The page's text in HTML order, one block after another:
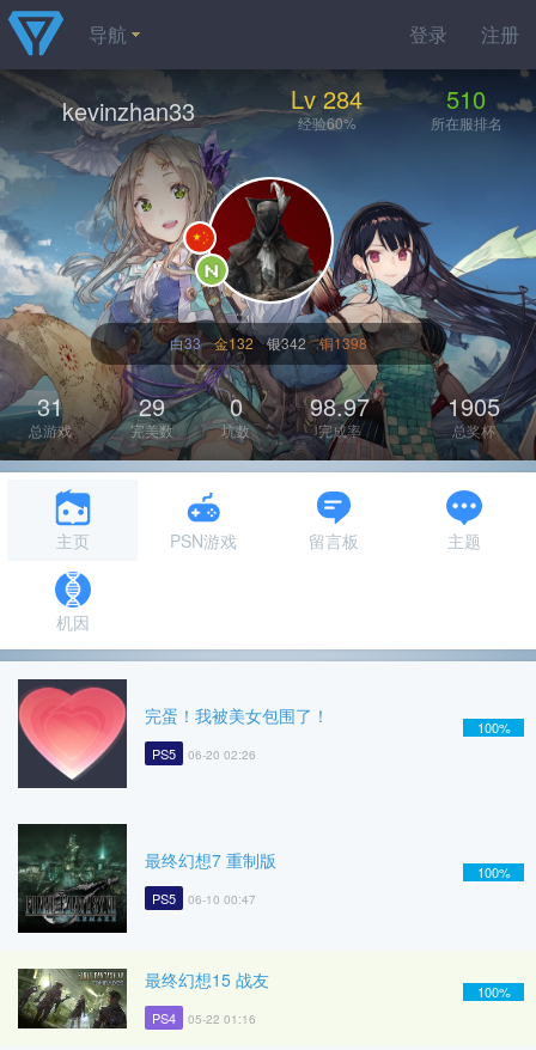
登录 注册
导航
kevinzhan33 Lv 284
经验60%
510
所在服排名
白33 金132 银342 铜1398
31
总游戏
29
完美数
0
坑数
98.97
完成率
1905
总奖杯
主页 PSN游戏 留言板 主题
机因
完蛋！我被美女包围了！
PS5 06-20 02:26
100%
最终幻想7 重制版
PS5 06-10 00:47
100%
最终幻想15 战友
PS4 05-22 01:16
100%